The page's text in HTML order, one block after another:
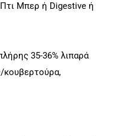
Μπερ ή Digestive ή
35-36% λιπαρά
κουβερτούρα,